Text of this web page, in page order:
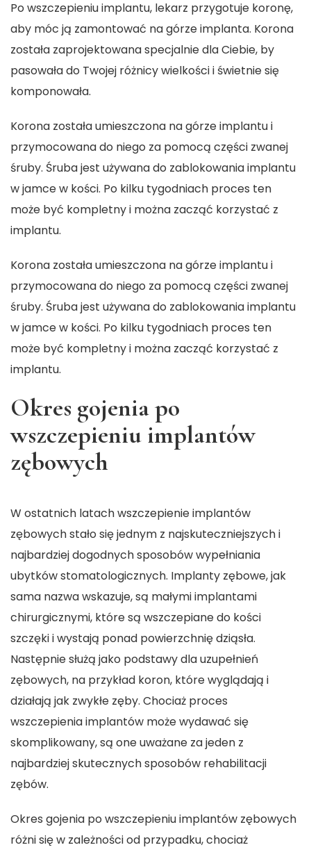
Po wszczepieniu implantu, lekarz przygotuje koronę,
aby móc ją zamontować na górze implanta. Korona
została zaprojektowana specjalnie dla Ciebie, by
pasowała do Twojej różnicy wielkości i świetnie się
komponowała.
Korona została umieszczona na górze implantu i
przymocowana do niego za pomocą części zwanej
śruby. Śruba jest używana do zablokowania implantu
w jamce w kości. Po kilku tygodniach proces ten
może być kompletny i można zacząć korzystać z
implantu.
Korona została umieszczona na górze implantu i
przymocowana do niego za pomocą części zwanej
śruby. Śruba jest używana do zablokowania implantu
w jamce w kości. Po kilku tygodniach proces ten
może być kompletny i można zacząć korzystać z
implantu.
Okres gojenia po
wszczepieniu implantów
zębowych
W ostatnich latach wszczepienie implantów
zębowych stało się jednym z najskuteczniejszych i
najbardziej dogodnych sposobów wypełniania
ubytków stomatologicznych. Implanty zębowe, jak
sama nazwa wskazuje, są małymi implantami
chirurgicznymi, które są wszczepiane do kości
szczęki i wystają ponad powierzchnię dziąsła.
Następnie służą jako podstawy dla uzupełnień
zębowych, na przykład koron, które wyglądają i
działają jak zwykłe zęby. Chociaż proces
wszczepienia implantów może wydawać się
skomplikowany, są one uważane za jeden z
najbardziej skutecznych sposobów rehabilitacji
zębów.
Okres gojenia po wszczepieniu implantów zębowych
różni się w zależności od przypadku, chociaż